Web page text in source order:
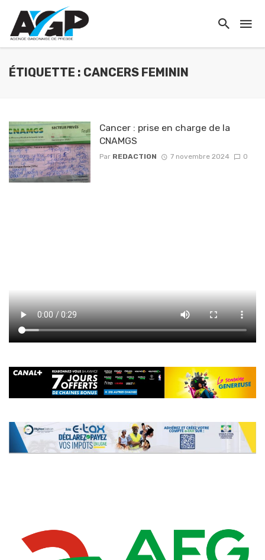
ÉTIQUETTE : CANCERS FEMININ
Cancer : prise en charge de la
CNAMGS
Par REDACTION 7 novembre 2024 0